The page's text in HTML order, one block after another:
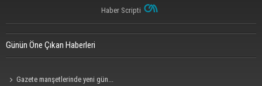
Haber Scripti
Günün Öne Çıkan Haberleri
Gazete manşetlerinde yeni gün...